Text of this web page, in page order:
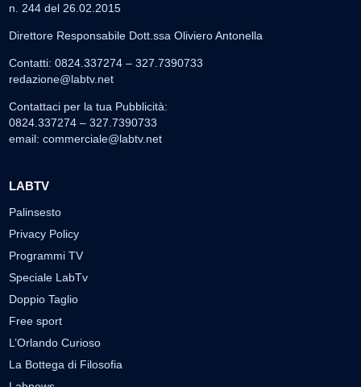
n. 244 del 26.02.2015
Direttore Responsabile Dott.ssa Oliviero Antonella
Contatti: 0824.337274 – 327.7390733
redazione@labtv.net
Contattaci per la tua Pubblicità:
0824.337274 – 327.7390733
email: commerciale@labtv.net
LABTV
Palinsesto
Privacy Policy
Programmi TV
Speciale LabTv
Doppio Taglio
Free sport
L’Orlando Curioso
La Bottega di Filosofia